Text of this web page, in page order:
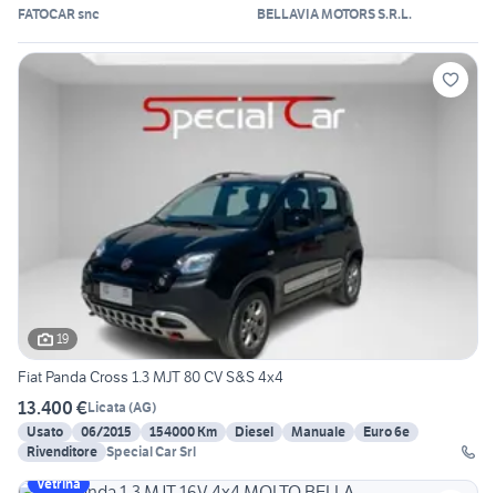
FATOCAR snc BELLAVIA MOTORS S.R.L.
19
Fiat Panda Cross 1.3 MJT 80 CV S&S 4x4
13.400 €Licata (AG)
Usato
06/2015 154000 Km Diesel Manuale
Euro 6e
Rivenditore Special Car Srl
Vetrina